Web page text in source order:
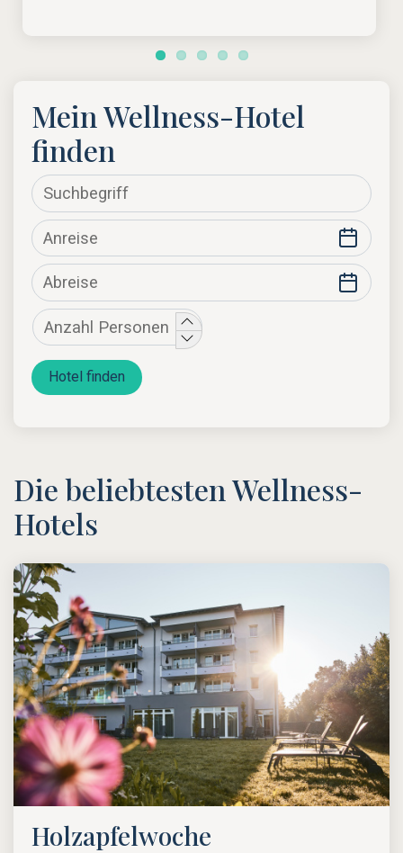
Mein Wellness-Hotel
finden
Hotel finden
Die beliebtesten Wellness-
Hotels
Holzapfelwoche